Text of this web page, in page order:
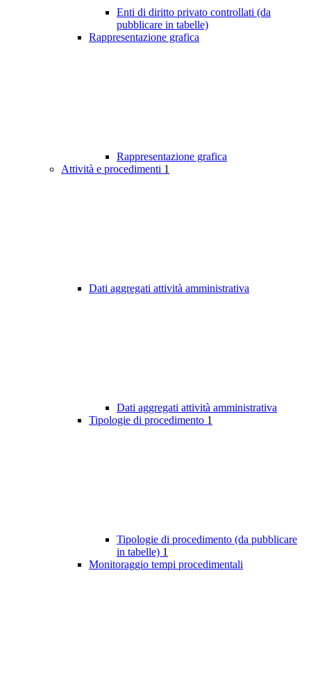
Enti di diritto privato controllati (da
pubblicare in tabelle)
Rappresentazione grafica
Rappresentazione grafica
Attività e procedimenti 1
Dati aggregati attività amministrativa
Dati aggregati attività amministrativa
Tipologie di procedimento 1
Tipologie di procedimento (da pubblicare
in tabelle) 1
Monitoraggio tempi procedimentali